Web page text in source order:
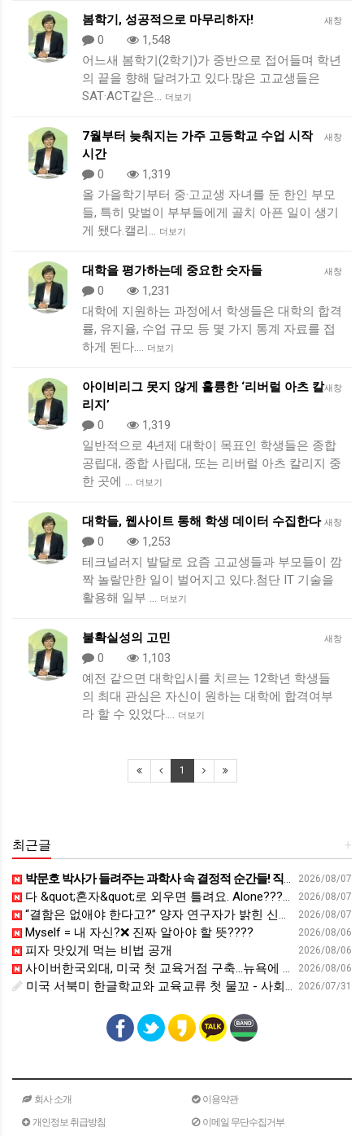
새창
봄학기, 성공적으로 마무리하자!
0
1,548
어느새 봄학기(2학기)가 중반으로 접어들며 학년
의 끝을 향해 달려가고 있다.많은 고교생들은
SAT·ACT같은… 더보기
새창
7월부터 늦춰지는 가주 고등학교 수업 시작
시간
0
1,319
올 가을학기부터 중·고교생 자녀를 둔 한인 부모
들, 특히 맞벌이 부부들에게 골치 아픈 일이 생기
게 됐다.캘리… 더보기
새창
대학을 평가하는데 중요한 숫자들
0
1,231
대학에 지원하는 과정에서 학생들은 대학의 합격
률, 유지율, 수업 규모 등 몇 가지 통계 자료를 접
하게 된다.… 더보기
새창
아이비리그 못지 않게 훌륭한 ‘리버럴 아츠 칼
리지’
0
1,319
일반적으로 4년제 대학이 목표인 학생들은 종합
공립대, 종합 사립대, 또는 리버럴 아츠 칼리지 중
한 곳에 … 더보기
새창
대학들, 웹사이트 통해 학생 데이터 수집한다
0
1,253
테크널러지 발달로 요즘 고교생들과 부모들이 깜
짝 놀랄만한 일이 벌어지고 있다.첨단 IT 기술을
활용해 일부 … 더보기
새창
불확실성의 고민
0
1,103
예전 같으면 대학입시를 치르는 12학년 학생들
의 최대 관심은 자신이 원하는 대학에 합격여부
라 할 수 있었다.… 더보기
1
+
최근글
2026/08/07
박문호 박사가 들려주는 과학사 속 결정적 순간들! 직관을 뛰어넘는 과학적 통찰 : 생각하는 청소년을 위한 과학 시리즈 1부(feat.박문호 박사)
2026/08/07
다 &quot;혼자&quot;로 외우면 틀려요. Alone????By myself????On my own
2026/08/07
“결함은 없애야 한다고?” 양자 연구자가 밝힌 신비: 없애려던 흠이 무기가 되는 방법 | 이정현 KIST 양자기술연구단 선임연구원 | 양자 컴퓨터 인생 | 세바시 2121회
2026/08/06
Myself = 내 자신?❌ 진짜 알아야 할 뜻????
2026/08/06
피자 맛있게 먹는 비법 공개
2026/08/06
사이버한국외대, 미국 첫 교육거점 구축…뉴욕에 미주글로벌센터 개소 - 재외동포신문
2026/07/31
미국 서북미 한글학교와 교육교류 첫 물꼬 - 사회적경제뉴스
회사 소개
이용약관
개인정보 취급방침
이메일 무단수집거부